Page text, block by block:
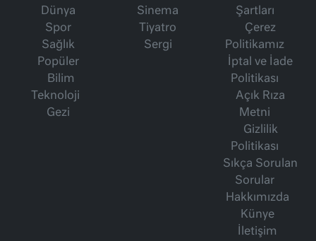
Dünya
Spor
Sağlık
Popüler
Bilim
Teknoloji
Gezi
Sinema
Tiyatro
Sergi
Şartları
Çerez
Politikamız
İptal ve İade
Politikası
Açık Rıza
Metni
Gizlilik
Politikası
Sıkça Sorulan
Sorular
Hakkımızda
Künye
İletişim